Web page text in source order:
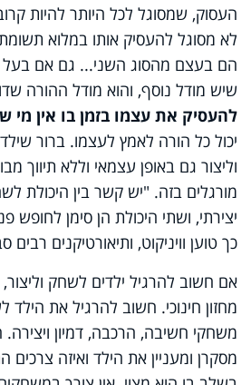
העסוק, שמסוגל לכל היותר להיות
לא מסוגל להעסיק אותו במלוא
הם בעצם מהסוג השני... גם אם בעל
שיש מודל נוסף, והוא מודל ההורה
להעסיק את עצמו בזמן בו אין מי
יכול כל הורה לאמץ לעצמו. ברור
וליצור גם באופן עצמאי וללא תיווך
מורגלים בזה. "יש קשר בין היכולת
יצירתי, ושתי היכולת הן סימן לחופש
כך טוען וויניקוט, ותיאורטיקנים רבים
אם חשוב להרגיל ילדים לשחק
מחזון חינוכי. חשוב להרגיל את הילד
משחקי חשיבה, הרכבה, דמיון
מסקרן ומעניין את הילד ואיזה צרכים